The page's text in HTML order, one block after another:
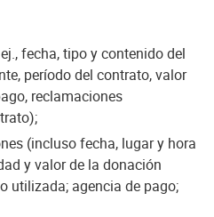
fecha, tipo y contenido del
período del contrato, valor
reclamaciones
(incluso fecha, lugar y hora
y valor de la donación
utilizada; agencia de pago;